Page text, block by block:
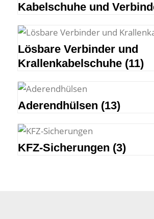
Kabelschuhe und
Lösbare Verbinder und
Krallenkabelschuhe (11)
Aderendhülsen (13)
KFZ-Sicherungen (3)